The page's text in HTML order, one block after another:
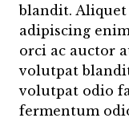
blandit. Aliquet
adipiscing
orci ac auctor
volutpat
volutpat odio
fermentum